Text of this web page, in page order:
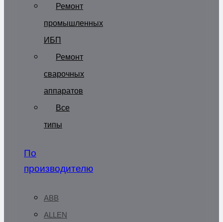
Ремонт
промышленных
ИБП
Ремонт
сварочных
аппаратов
Все
типы
По
производителю
ABB
ALLEN